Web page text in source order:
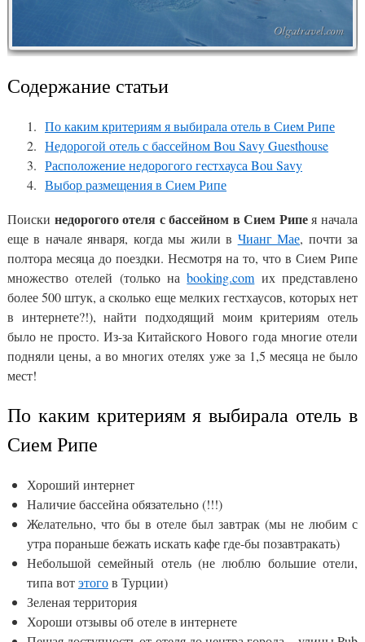
Содержание статьи
По каким критериям я выбирала отель в Сием Рипе
Недорогой отель с бассейном Bou Savy Guesthouse
Расположение недорогого гестхауса Bou Savy
Выбор размещения в Сием Рипе
Поиски недорогого отеля с бассейном в Сием Рипея начала
еще в начале января, когда мы жили в Чианг Мае, почти за
полтора месяца до поездки. Несмотря на то, что в Сием Рипе
множество отелей (только наbooking.comих представлено
более 500 штук, а сколько еще мелких гестхаусов, которых нет
в интернете?!), найти подходящий моим критериям отель
было не просто. Из-за Китайского Нового года многие отели
подняли цены, а во многих отелях уже за 1,5 месяца не было
мест!
По каким критериям я выбирала отель в
Сием Рипе
Хороший интернет
Наличие бассейна обязательно (!!!)
Желательно, что бы в отеле был завтрак (мы не любим с
утра пораньше бежать искать кафе где-бы позавтракать)
Небольшой семейный отель (не люблю большие отели,
типа вотэтогов Турции)
Зеленая территория
Хороши отзывы об отеле в интернете